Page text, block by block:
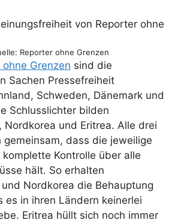
Reporter ohne Grenzen
Grenzen sind die
Sachen Pressefreiheit
Schweden, Dänemark und
Schlusslichter bilden
Nordkorea und Eritrea. Alle drei
gemeinsam, dass die jeweilige
komplette Kontrolle über alle
hält. So erhalten
Nordkorea die Behauptung
es in ihren Ländern keinerlei
Eritrea hüllt sich noch immer